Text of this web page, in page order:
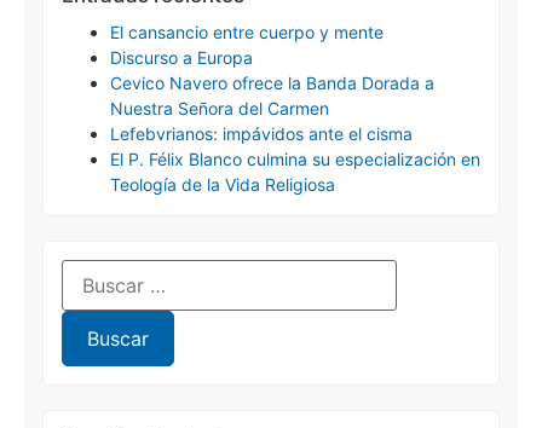
El cansancio entre cuerpo y mente
Discurso a Europa
Cevico Navero ofrece la Banda Dorada a
Nuestra Señora del Carmen
Lefebvrianos: impávidos ante el cisma
El P. Félix Blanco culmina su especialización en
Teología de la Vida Religiosa